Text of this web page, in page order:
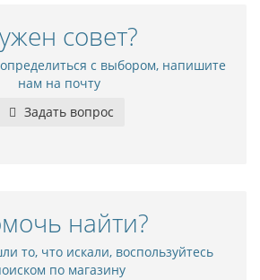
совет?
с выбором, напишите
нам на почту
Задать вопрос
найти?
то, что искали, воспользуйтесь
по магазину